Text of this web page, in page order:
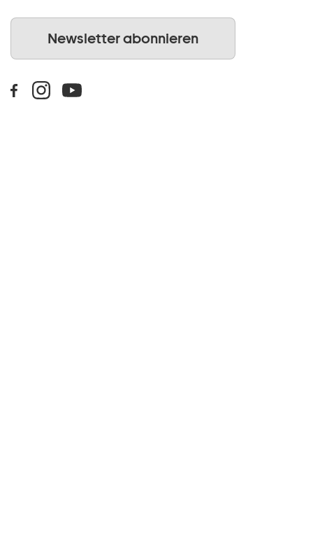
Newsletter abonnieren